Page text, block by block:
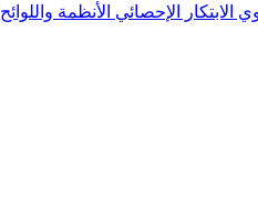
الابتكار الإحصائي الأنظمة واللوائح